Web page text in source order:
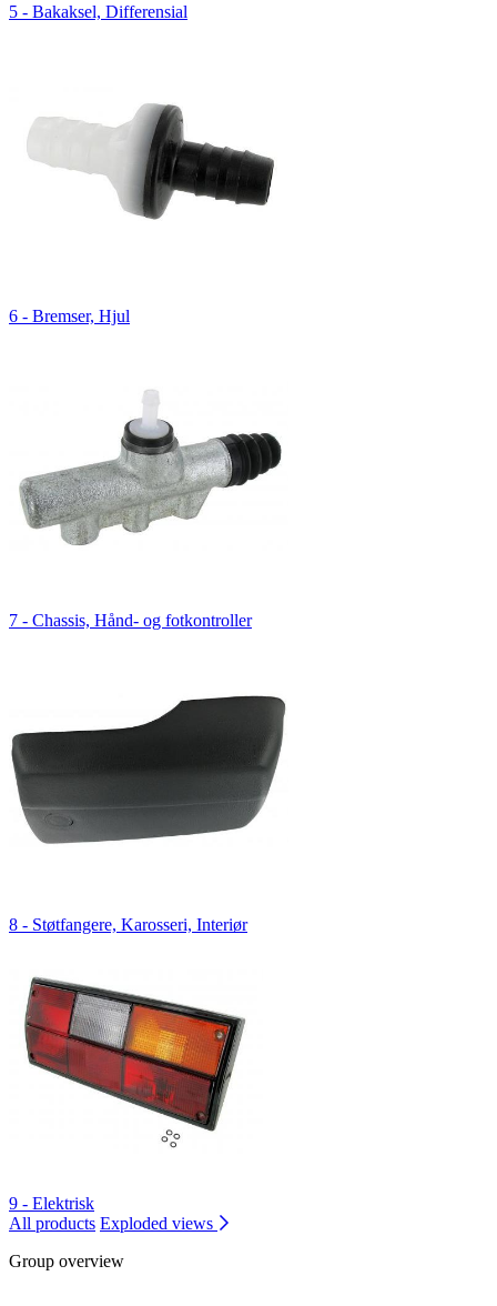
5 - Bakaksel, Differensial
6 - Bremser, Hjul
7 - Chassis, Hånd- og fotkontroller
8 - Støtfangere, Karosseri, Interiør
9 - Elektrisk
All products Exploded views
Group overview